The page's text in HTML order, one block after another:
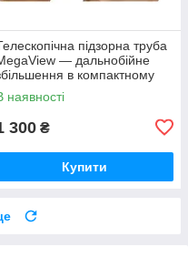
підзорна труба
— дальнобійне
в компактному
наявності
300 ₴
Купити